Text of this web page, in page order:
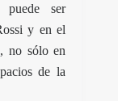
puede ser
y en el
no sólo en
de la